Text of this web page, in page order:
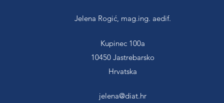
Jelena Rogić, mag.ing. aedif.
Kupinec 100a
10450 Jastrebarsko
Hrvatska
jelena@diat.hr